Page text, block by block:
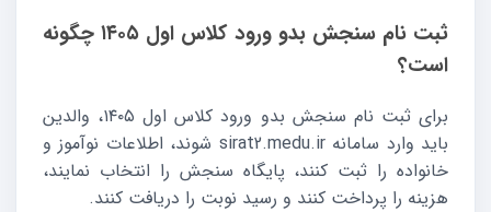
ثبت نام سنجش بدو ورود کلاس اول ۱۴۰۵ چگونه
است؟
برای ثبت نام سنجش بدو ورود کلاس اول ۱۴۰۵، والدین
باید وارد سامانه sirat2.medu.ir شوند، اطلاعات نوآموز و
خانواده را ثبت کنند، پایگاه سنجش را انتخاب نمایند،
هزینه را پرداخت کنند و رسید نوبت را دریافت کنند.